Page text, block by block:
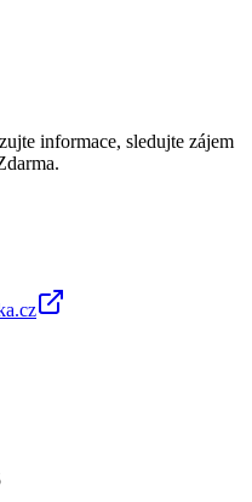
informace, sledujte zájem